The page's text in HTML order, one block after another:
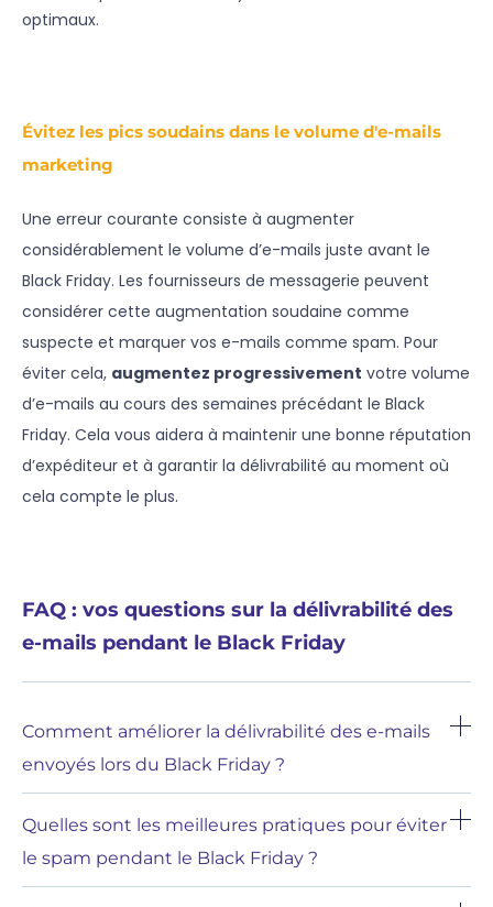
optimaux.
Évitez les pics soudains dans le volume d'e-mails
marketing
Une erreur courante consiste à augmenter
considérablement le volume d’e-mails juste avant le
Black Friday. Les fournisseurs de messagerie peuvent
considérer cette augmentation soudaine comme
suspecte et marquer vos e-mails comme spam. Pour
éviter cela, augmentez progressivement votre volume
d’e-mails au cours des semaines précédant le Black
Friday. Cela vous aidera à maintenir une bonne réputation
d’expéditeur et à garantir la délivrabilité au moment où
cela compte le plus.
FAQ : vos questions sur la délivrabilité des
e-mails pendant le Black Friday
Comment améliorer la délivrabilité des e-mails
envoyés lors du Black Friday ?
Quelles sont les meilleures pratiques pour éviter
le spam pendant le Black Friday ?